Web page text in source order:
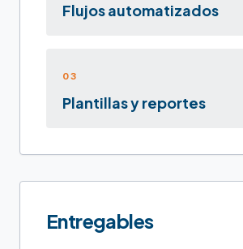
Flujos automatizados
03
Plantillas y reportes
Entregables